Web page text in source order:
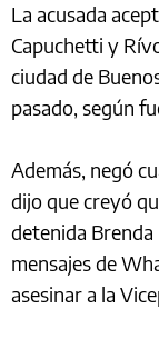
La acusada
Capuchetti y
ciudad de
pasado, según
Además, negó
dijo que creyó
detenida Brenda
mensajes de
asesinar a la